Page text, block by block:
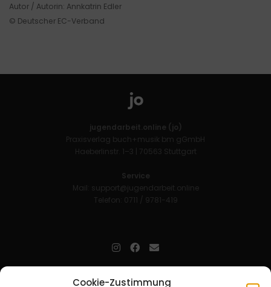
Cookie-Zustimmung
Autor / Autorin: Annkatrin Edler
© Deutscher EC-Verband
jugendarbeit.online (jo)
Praxisverlag buch+musik bm gGmbH
Haeberlinstr. 1–3 | 70563 Stuttgart
Service
Mail: support@jugendarbeit.online
Telefon: 0711 / 9781-419
Mitarbeitende in der christlichen Kinder-, Jugend- und jungen